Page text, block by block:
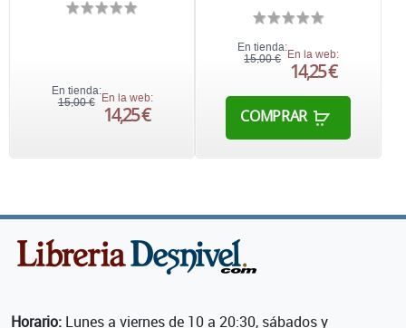
En tienda:
15,00 € En la web:
14,25 €
En tienda:
15,00 €
En la web:
14,25 €
COMPRAR
Horario: Lunes a viernes de 10 a 20:30, sábados y